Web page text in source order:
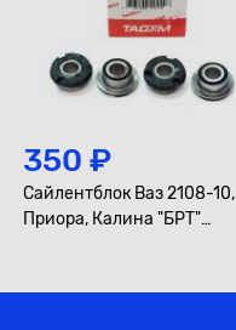
350 ₽
Сайлентблок Ваз 2108-10,
Приора, Калина "БРТ"